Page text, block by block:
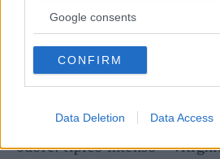
not limited to your visit or usage
use your data for below specified
consent section.
Google consents
CONFIRM
Data Deletion Data Access
Aree di produzione: Friuli
provincia UD – affinamento:
caratteristiche: fermo –
consigliato: ARROSTI E
sfumature violacee, granato
odore: tipico intenso –